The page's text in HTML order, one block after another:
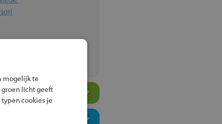
mogelijk te
groen licht geeft
cookies je